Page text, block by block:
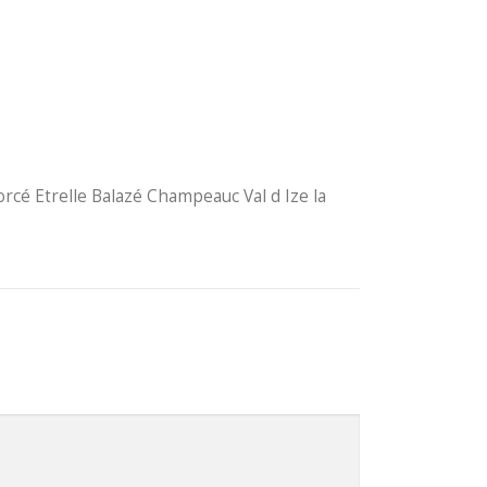
Etrelle Balazé Champeauc Val d Ize la